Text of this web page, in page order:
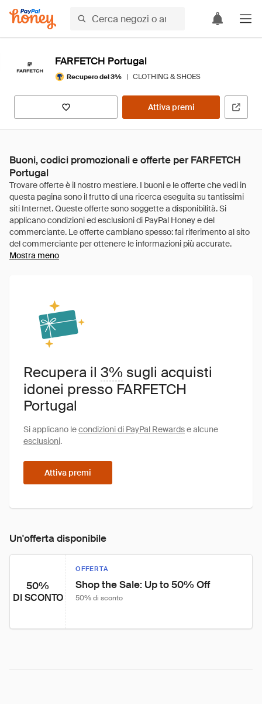
FARFETCH Portugal
Recupero del 3% | CLOTHING & SHOES
Attiva premi
Buoni, codici promozionali e offerte per FARFETCH
Portugal
Mostra meno
Recupera il 3% sugli acquisti
idonei presso FARFETCH
Portugal
Si applicano lecondizioni di PayPal Rewardse alcune
esclusioni.
Attiva premi
Un'offerta disponibile
50%
DI SCONTO
OFFERTA
Shop the Sale: Up to 50% Off
50% di sconto